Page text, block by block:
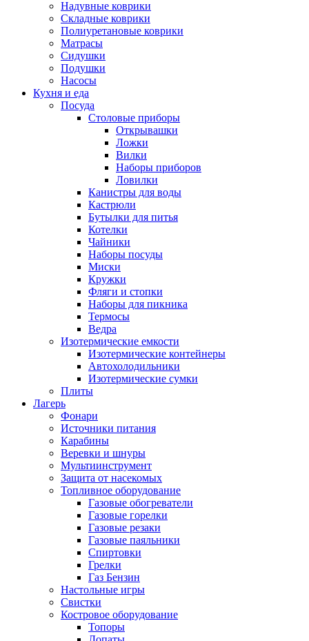
Надувные коврики
Складные коврики
Полиуретановые коврики
Матрасы
Сидушки
Подушки
Насосы
Кухня и еда
Посуда
Столовые приборы
Открывашки
Ложки
Вилки
Наборы приборов
Ловилки
Канистры для воды
Кастрюли
Бутылки для питья
Котелки
Чайники
Наборы посуды
Миски
Кружки
Фляги и стопки
Наборы для пикника
Термосы
Ведра
Изотермические емкости
Изотермические контейнеры
Автохолодильники
Изотермические сумки
Плиты
Лагерь
Фонари
Источники питания
Карабины
Веревки и шнуры
Мультиинструмент
Защита от насекомых
Топливное оборудование
Газовые обогреватели
Газовые горелки
Газовые резаки
Газовые паяльники
Спиртовки
Грелки
Газ Бензин
Настольные игры
Свистки
Костровое оборудование
Топоры